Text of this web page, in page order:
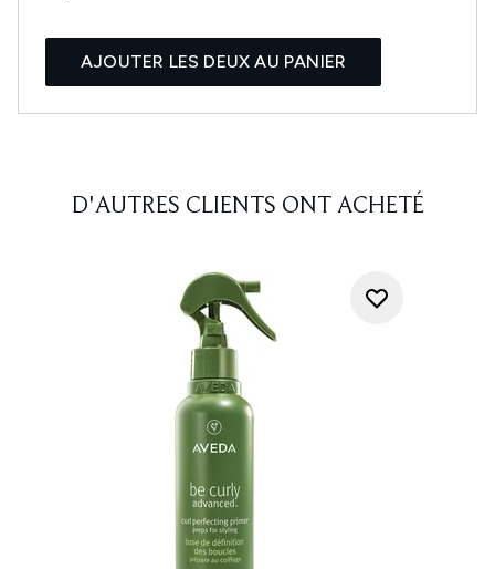
AJOUTER LES DEUX AU PANIER
D'AUTRES CLIENTS ONT ACHETÉ